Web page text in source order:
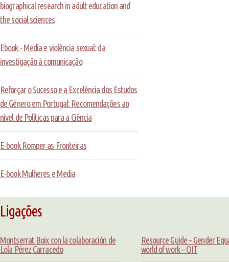
biographical research in adult education and
the social sciences
Ebook - Media e violência sexual: da
investigação à comunicação
Reforçar o Sucesso e a Excelência dos Estudos
de Género em Portugal: Recomendações ao
nível de Políticas para a Ciência
E-book Romper as Fronteiras
E-book Mulheres e Media
Ligações
Montserrat Boix con la colaboración de
Lola Pérez Carracedo
Resource Guide – Gender
world of work – OIT